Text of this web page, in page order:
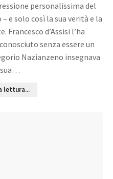
personalissima del
e solo così la sua verità e la
d’Assisi l’ha
senza essere un
Nazianzeno insegnava
sua…
lettura...